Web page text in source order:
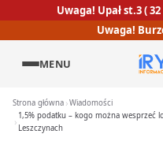
Uwaga! Upał st.3 (
Uwaga!
MENU
Strona główna Wiadomości
1,5% podatku – kogo można wesprzeć
Leszczynach